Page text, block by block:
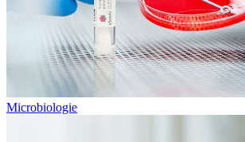
Microbiologie